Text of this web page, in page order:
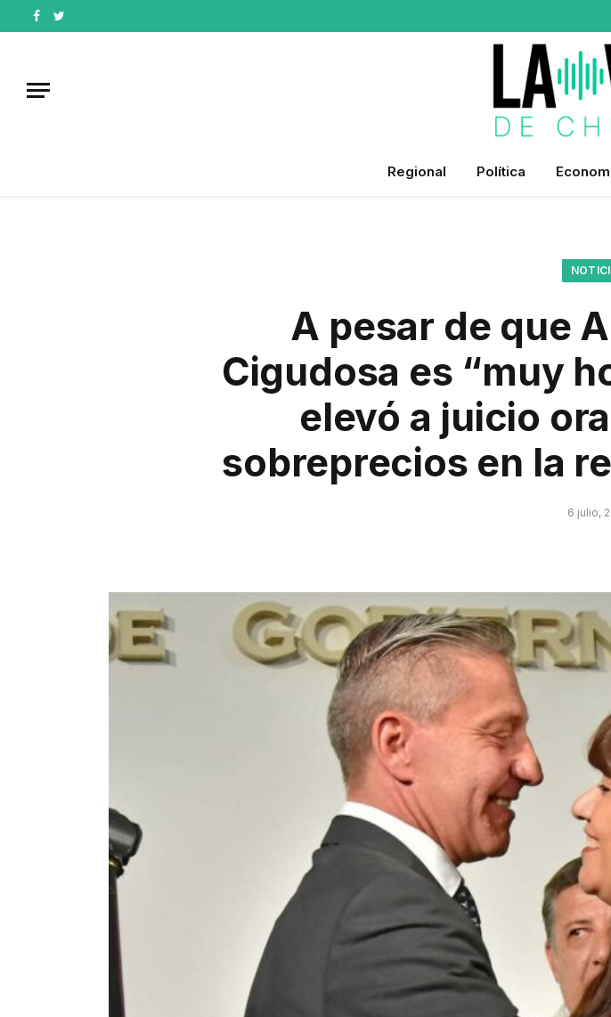
Facebook
Twitter
Regional Política
A pesar de que
Cigudosa es “muy
elevó a juicio
sobreprecios en la
6 julio,